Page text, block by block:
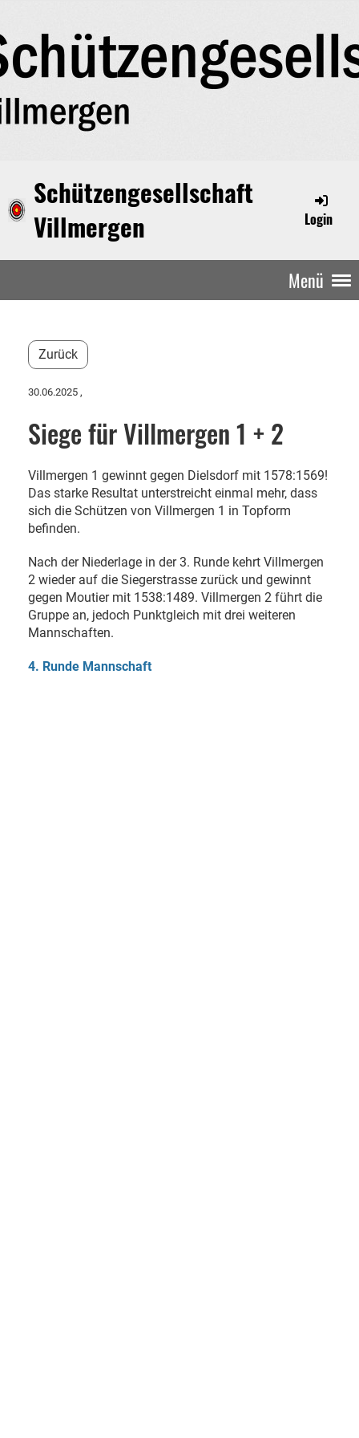
Schützengesellschaft
Villmergen
Login
Menü
Zurück
30.06.2025 ,
Siege für Villmergen 1 + 2
Villmergen 1 gewinnt gegen Dielsdorf mit 1578:1569!
Das starke Resultat unterstreicht einmal mehr, dass
sich die Schützen von Villmergen 1 in Topform
befinden.
Nach der Niederlage in der 3. Runde kehrt Villmergen
2 wieder auf die Siegerstrasse zurück und gewinnt
gegen Moutier mit 1538:1489. Villmergen 2 führt die
Gruppe an, jedoch Punktgleich mit drei weiteren
Mannschaften.
4. Runde Mannschaft